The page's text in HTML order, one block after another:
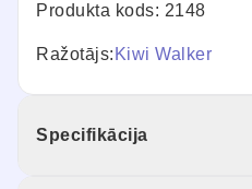
Produkta kods: 2148
Ražotājs: Kiwi Walker
Specifikācija